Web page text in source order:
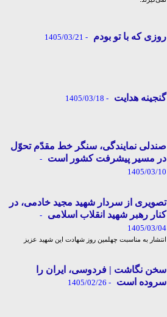
روزی که با تو بودم - 1405/03/21
گنجینه هدایت - 1405/03/18
صندلی نمایندگی، سنگر خط مقدّم تحوّل
در مسیر پیشرفت کشور است
-
1405/03/10
تصویری از سردار شهید مجید خادمی، در
کنار رهبر شهید انقلاب اسلامی
-
1405/03/04
انتشار به مناسبت چهلمین روز شهادت این شهید عزیز
سخن نگاشت | فردوسی، ایران را
سروده است
- 1405/02/26